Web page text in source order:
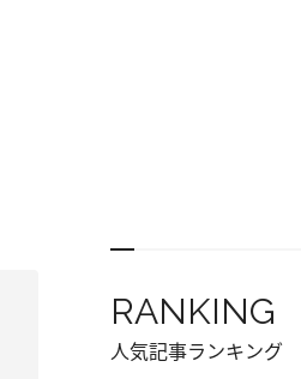
RANKING
人気記事ランキング